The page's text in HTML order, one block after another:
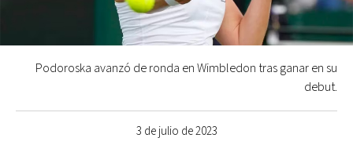
3 de julio de 2023
Podoroska avanzó de ronda en Wimbledon tras ganar en su
debut.